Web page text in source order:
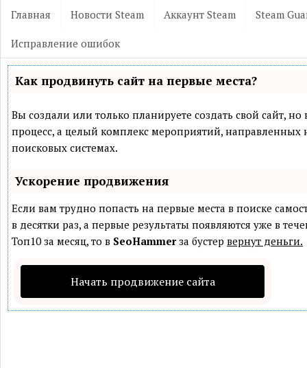
Главная Новости Steam Аккаунт Steam Steam
Исправление ошибок
Как продвинуть сайт на первые места?
Вы создали или только планируете создать свой сайт,
процесс, а целый комплекс мероприятий,
поисковых системах.
Ускорение продвижения
Если вам трудно попасть на первые места в поиске
в десятки раз, а первые результаты появляются уже в
Топ10 за месяц, то в SeoHammerза бустер вернут деньги.
Начать продвижение сайта